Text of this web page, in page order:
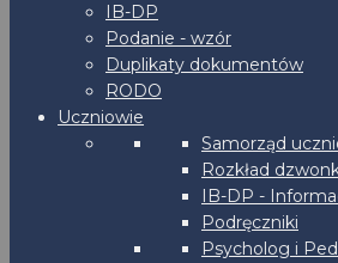
IB-DP
Podanie - wzór
Duplikaty dokumentów
RODO
Uczniowie
Samorząd
Rozkład
IB-DP -
Podręczniki
Psycholog i